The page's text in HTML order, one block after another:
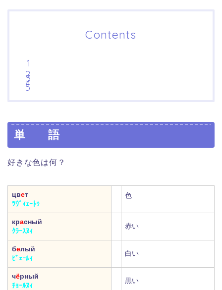
Contents
単 語
好きな色は何？
цвет
ﾂｳﾞｨｪｰﾄｩ
色
красный
ｸﾗｰｽﾇｨ
赤い
белый
ﾋﾞｪｰﾙｨ
白い
чёрный
ﾁｮｰﾙﾇｨ
黒い